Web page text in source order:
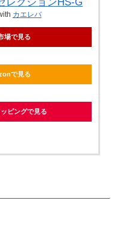
カエレバ
場で見る
で見る
ピングで見る